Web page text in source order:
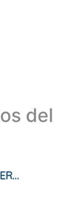
del
ACETILCISTEÍNA KERN PHARMA 600 MG COMPRIMIDOS EFERVESCENTES, 20 Comprimidos